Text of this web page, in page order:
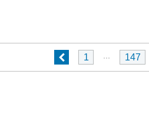
1 ... 147